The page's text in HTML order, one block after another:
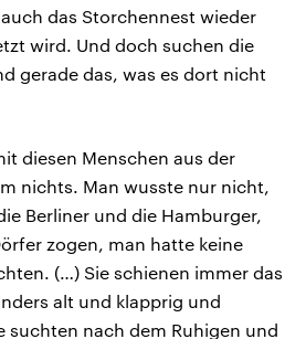
das Storchennest wieder
wird. Und doch suchen die
gerade das, was es dort nicht
diesen Menschen aus der
nichts. Man wusste nur nicht,
Berliner und die Hamburger,
zogen, man hatte keine
(…) Sie schienen immer das
alt und klapprig und
suchten nach dem Ruhigen und